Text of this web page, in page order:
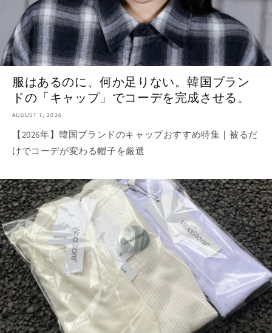
服はあるのに、何か足りない。韓国ブラン
ドの「キャップ」でコーデを完成させる。
AUGUST 7, 2026
【2026年】韓国ブランドのキャップおすすめ特集｜被るだ
けでコーデが変わる帽子を厳選